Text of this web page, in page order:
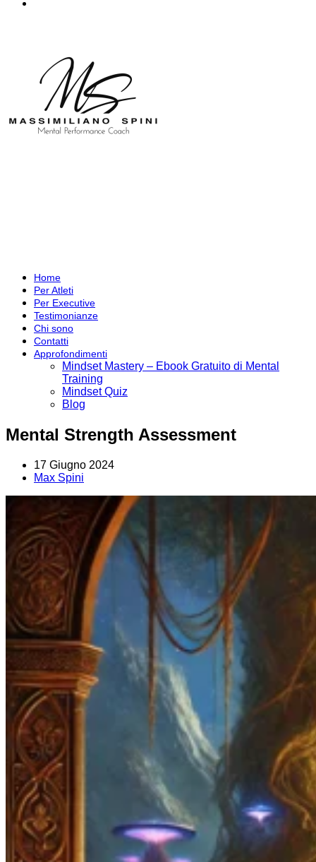
Home
Per Atleti
Per Executive
Testimonianze
Chi sono
Contatti
Approfondimenti
Mindset Mastery – Ebook Gratuito di Mental
Training
Mindset Quiz
Blog
Mental Strength Assessment
17 Giugno 2024
Max Spini